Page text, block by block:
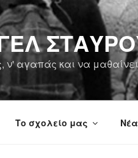
ν' αγαπάς και να
Το σχολείο μας